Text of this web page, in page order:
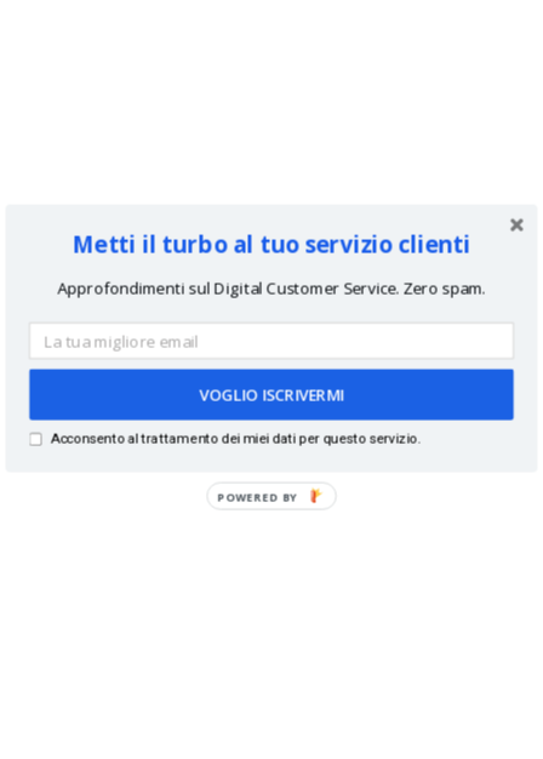
Metti il turbo al tuo servizio clienti
Approfondimenti sul Digital Customer Service. Zero spam.
VOGLIO ISCRIVERMI
Acconsento al trattamento dei miei dati per questo servizio.
POWERED BY